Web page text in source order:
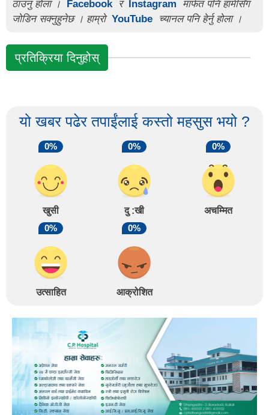
ठाउनु होला ।
Facebook र Instagram
मार्फत पनि हामीसँग
जोडिन सक्नुहुनेछ । हाम्रो YouTube च्यानल पनि हेर्नु होला ।
प्रतिक्रिया दिनुहोस्
यो खबर पढेर तपाईंलाई कस्तो महसुस भयो ?
0%
खुसी
0%
दु :खी
0%
अचम्मित
0%
उत्साहित
0%
आक्रोशित